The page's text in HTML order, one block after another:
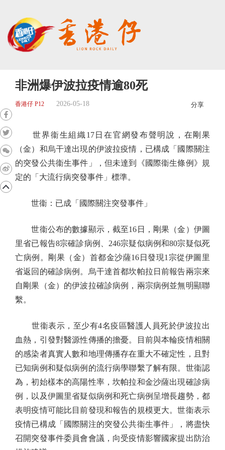
非洲爆伊波拉疫情逾80死
香港仔 P12 2026-05-18 分享
世界衞生組織17日在官網發布聲明說，在剛果
（金）和烏干達出現的伊波拉疫情，已構成「國際關注
的突發公共衞生事件」，但未達到《國際衞生條例》規
定的「大流行病突發事件」標準。
世衞：已成「國際關注突發事件」
世衞公布的數據顯示，截至16日，剛果（金）伊圖
里省已報告8宗確診病例、246宗疑似病例和80宗疑似死
亡病例。剛果（金）首都金沙薩16日發現1宗從伊圖里
省返回的確診病例。烏干達首都坎帕拉日前報告兩宗來
自剛果（金）的伊波拉確診病例，兩宗病例並無明顯聯
繫。
世衞表示，至少有4名疫區醫護人員死於伊波拉出
血熱，引發對醫源性傳播的擔憂。目前與本輪疫情相關
的感染者真實人數和地理傳播存在重大不確定性，且對
已知病例和疑似病例的流行病學聯繫了解有限。世衞認
為，初始樣本的高陽性率，坎帕拉和金沙薩出現確診病
例，以及伊圖里省疑似病例和死亡病例呈增長趨勢，都
表明疫情可能比目前發現和報告的規模更大。世衞表示
疫情已構成「國際關注的突發公共衞生事件」，將盡快
召開突發事件委員會會議，向受疫情影響國家提出防治